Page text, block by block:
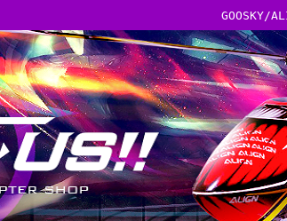
GOOSKY/